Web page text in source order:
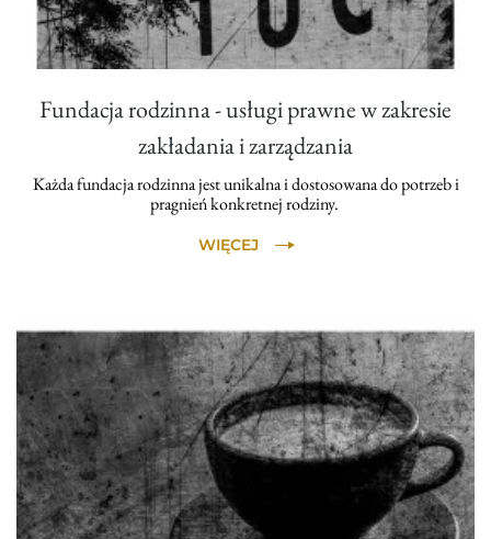
Fundacja rodzinna - usługi prawne w zakresie
zakładania i zarządzania
Każda fundacja rodzinna jest unikalna i dostosowana do potrzeb i
pragnień konkretnej rodziny.
WIĘCEJ